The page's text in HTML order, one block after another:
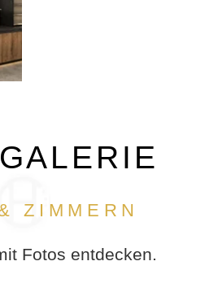
ZIMMERN
Fotos entdecken.